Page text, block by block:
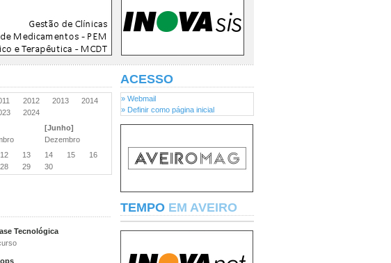
2012 2013
2014
2024
[Junho]
Dezembro
12 13 14 15
16
28 29 30
Tecnológica
ACESSO
» Webmail
» Definir como página inicial
TEMPO EM AVEIRO